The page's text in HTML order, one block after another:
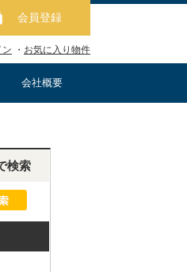
会員登録
ン ・ お気に入り物件
会社概要
検索